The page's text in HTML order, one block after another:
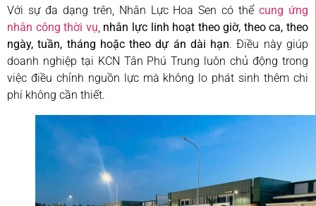
Với sự đa dạng trên, Nhân Lực Hoa Sen có thểcung ứng
nhân công thời vụ, nhân lực linh hoạt theo giờ, theo ca, theo
ngày, tuần, tháng hoặc theo dự án dài hạn. Điều này giúp
doanh nghiệp tại KCN Tân Phú Trung luôn chủ động trong
việc điều chỉnh nguồn lực mà không lo phát sinh thêm chi
phí không cần thiết.